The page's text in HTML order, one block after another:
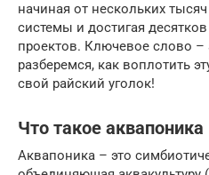
начиная от нескольких
системы и достигая
проектов. Ключевое слово –
разберемся, как воплотить
свой райский уголок!
Что такое аквапоника
Аквапоника – это